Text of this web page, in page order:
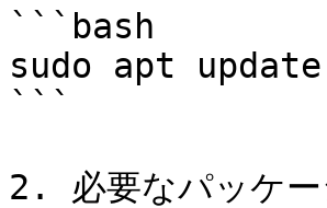
```bash
sudo apt update
```
2. 必要なパッケ